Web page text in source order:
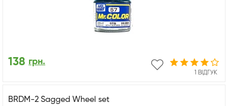
1 ВІДГУК
138 грн.
BRDM-2 Sagged Wheel set